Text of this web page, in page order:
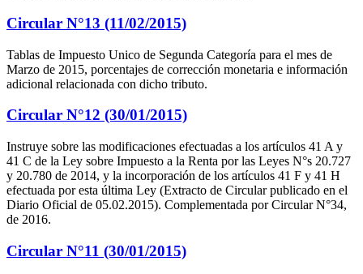
Circular N°13 (11/02/2015)
Tablas de Impuesto Unico de Segunda Categoría para el mes de
Marzo de 2015, porcentajes de corrección monetaria e información
adicional relacionada con dicho tributo.
Circular N°12 (30/01/2015)
Instruye sobre las modificaciones efectuadas a los artículos 41 A y
41 C de la Ley sobre Impuesto a la Renta por las Leyes N°s 20.727
y 20.780 de 2014, y la incorporación de los artículos 41 F y 41 H
efectuada por esta última Ley (Extracto de Circular publicado en el
Diario Oficial de 05.02.2015). Complementada por Circular N°34,
de 2016.
Circular N°11 (30/01/2015)